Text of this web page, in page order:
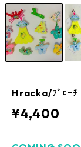
Hracka/ﾌﾞﾛｰﾁ
¥4,400